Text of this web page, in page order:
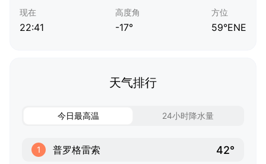
现在
22:41
高度角
-17°
方位
59°ENE
天气排行
今日最高温 24小时降水量
1 普罗格雷索 42°